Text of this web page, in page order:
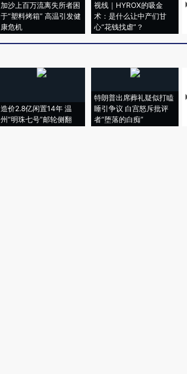
加沙上百万流离失所者困
于“塑料烤箱” 高温引发健
康危机
视线｜HYROX的吸金
术：是什么让中产们甘
心“花钱找虐”？
造价2.8亿闲置14年 温
州“明珠七号”邮轮侧翻
特朗普出席葬礼疑似打瞌
睡引争议 白宫怒斥批评
者“堕落的白痴”